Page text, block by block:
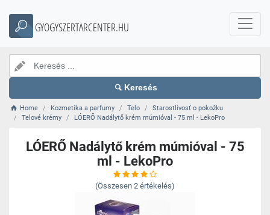
GYOGYSZERTARCENTER.HU
Keresés
Home Kozmetika a parfumy Telo
Starostlivosť o pokožku
Telové krémy
LÓERŐ Nadálytő krém múmióval - 75 ml - LekoPro
LÓERŐ Nadálytő krém múmióval - 75
ml - LekoPro
(Összesen 2 értékelés)